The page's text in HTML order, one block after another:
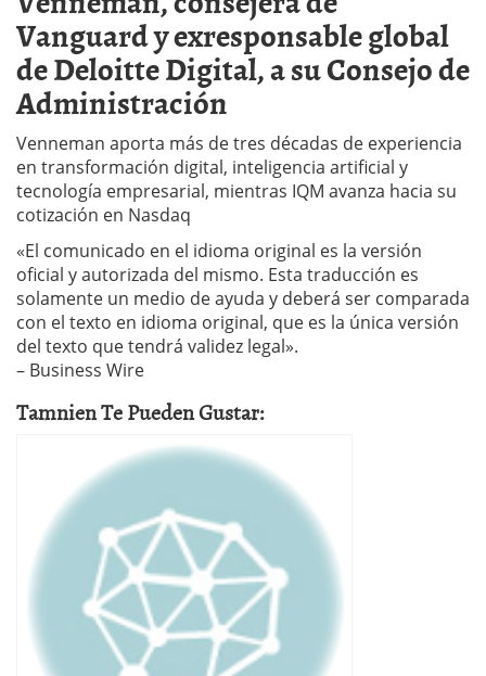
Vanguard y exresponsable global
de Deloitte Digital, a su Consejo de
Administración
Venneman aporta más de tres décadas de experiencia
en transformación digital, inteligencia artificial y
tecnología empresarial, mientras IQM avanza hacia su
cotización en Nasdaq
«El comunicado en el idioma original es la versión
oficial y autorizada del mismo. Esta traducción es
solamente un medio de ayuda y deberá ser comparada
con el texto en idioma original, que es la única versión
del texto que tendrá validez legal».
– Business Wire
Tamnien Te Pueden Gustar: